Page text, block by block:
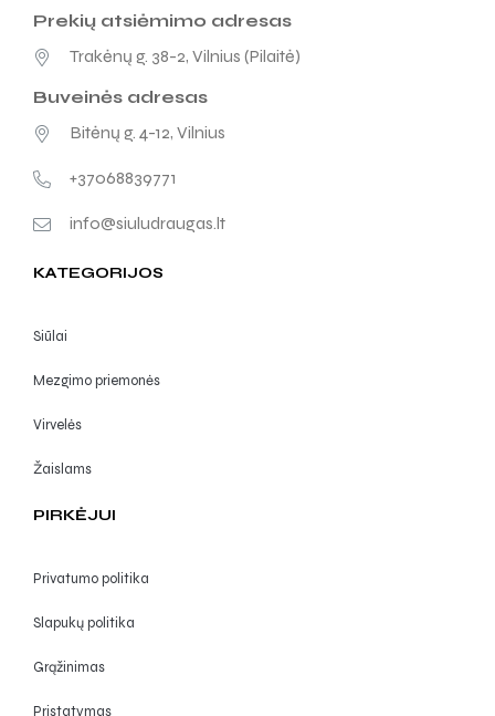
Prekių atsiėmimo adresas
Trakėnų g. 38-2, Vilnius (Pilaitė)
Buveinės adresas
Bitėnų g. 4-12, Vilnius
+37068839771
info@siuludraugas.lt
KATEGORIJOS
Siūlai
Mezgimo priemonės
Virvelės
Žaislams
PIRKĖJUI
Privatumo politika
Slapukų politika
Grąžinimas
Pristatymas